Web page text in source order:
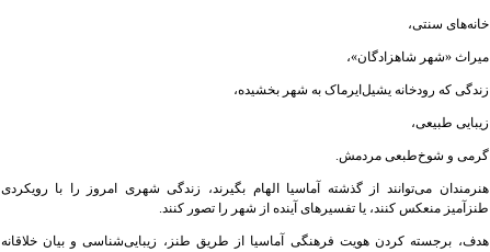
خانه‌های سنتی،
میراث «شهر شاهزادگان»،
زندگی که رودخانه یشیل‌ایرماک به شهر بخشیده،
زیبایی طبیعی،
گرمی و شوخ‌طبعی مردمش.
هنرمندان می‌توانند از گذشته آماسیا الهام بگیرند، زندگی شهری امروز را با رویکردی
طنزآمیز منعکس کنند، یا تفسیرهای آینده از شهر را تصور کنند.
هدف، برجسته کردن هویت فرهنگی آماسیا از طریق طنز، زیبایی‌شناسی و بیان خلاقانه